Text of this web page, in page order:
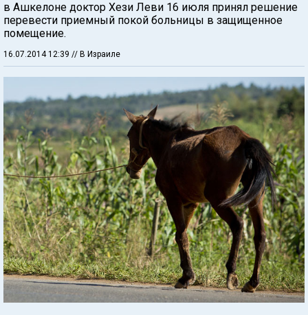
в Ашкелоне доктор Хези Леви 16 июля принял решение
перевести приемный покой больницы в защищенное
помещение.
16.07.2014 12:39 // В Израиле